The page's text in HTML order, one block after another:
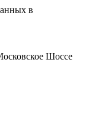
в
Шоссе